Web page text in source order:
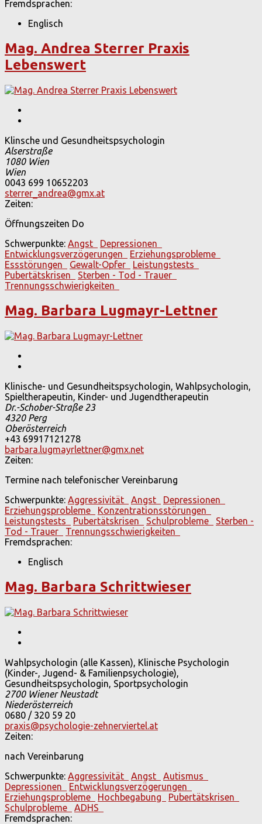
Fremdsprachen:
Englisch
Mag. Andrea Sterrer Praxis
Lebenswert
Klinsche und Gesundheitspsychologin
Alserstraße
1080Wien
Wien
0043 699 10652203
sterrer_andrea@gmx.at
Zeiten:
Öffnungszeiten Do
Schwerpunkte: Angst
Depressionen
Entwicklungsverzögerungen
Erziehungsprobleme
Essstörungen
Gewalt-Opfer
Leistungstests
Pubertätskrisen
Sterben - Tod - Trauer
Trennungsschwierigkeiten
Mag. Barbara Lugmayr-Lettner
Klinische- und Gesundheitspsychologin, Wahlpsychologin,
Spieltherapeutin, Kinder- und Jugendtherapeutin
Dr.-Schober-Straße 23
4320Perg
Oberösterreich
+43 69917121278
barbara.lugmayrlettner@gmx.net
Zeiten:
Termine nach telefonischer Vereinbarung
Schwerpunkte: Aggressivität Angst
Depressionen
Erziehungsprobleme
Konzentrationsstörungen
Leistungstests
Pubertätskrisen Schulprobleme
Sterben -
Tod - Trauer
Trennungsschwierigkeiten
Fremdsprachen:
Englisch
Mag. Barbara Schrittwieser
Wahlpsychologin (alle Kassen), Klinische Psychologin
(Kinder-, Jugend- & Familienpsychologie),
Gesundheitspsychologin, Sportpsychologin
2700 Wiener Neustadt
Niederösterreich
0680 / 320 59 20
praxis@psychologie-zehnerviertel.at
Zeiten:
nach Vereinbarung
Schwerpunkte: Aggressivität Angst
Autismus
Depressionen
Entwicklungsverzögerungen
Erziehungsprobleme
Hochbegabung
Pubertätskrisen
Schulprobleme
ADHS
Fremdsprachen: